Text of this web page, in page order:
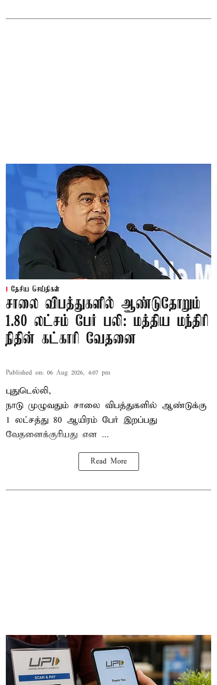
தேசிய செய்திகள்
சாலை விபத்துகளில் ஆண்டுதோறும்
1.80 லட்சம் பேர் பலி: மத்திய மந்திரி
நிதின் கட்காரி வேதனை
Published on: 06 Aug 2026, 4:07 pm
புதுடெல்லி,
நாடு முழுவதும் சாலை விபத்துகளில் ஆண்டுக்கு
1 லட்சத்து 80 ஆயிரம் பேர் இறப்பது
வேதனைக்குரியது என ...
Read More